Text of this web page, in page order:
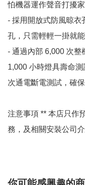
怕機器運作聲音打擾
- 採用開放式防風晾衣
孔，只需輕輕一掛就
- 通過內部 6,000 次整
1,000 小時燈具壽命
次通電斷電測試，確
注意事項 ** 本店只作
務，及相關安裝公司